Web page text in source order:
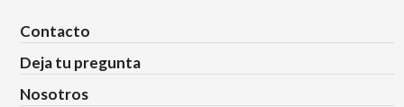
Contacto
Deja tu pregunta
Nosotros